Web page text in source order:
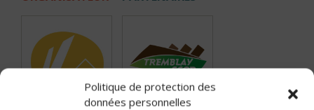
Politique de protection des
données personnelles